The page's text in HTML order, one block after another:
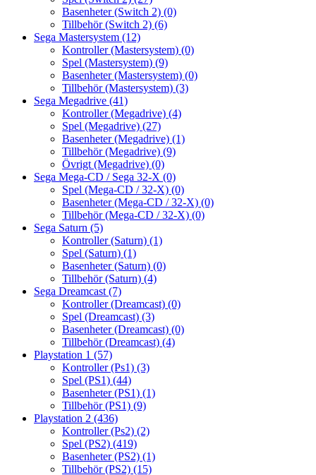
Basenheter (Switch 2) (0)
Tillbehör (Switch 2) (6)
Sega Mastersystem (12)
Kontroller (Mastersystem) (0)
Spel (Mastersystem) (9)
Basenheter (Mastersystem) (0)
Tillbehör (Mastersystem) (3)
Sega Megadrive (41)
Kontroller (Megadrive) (4)
Spel (Megadrive) (27)
Basenheter (Megadrive) (1)
Tillbehör (Megadrive) (9)
Övrigt (Megadrive) (0)
Sega Mega-CD / Sega 32-X (0)
Spel (Mega-CD / 32-X) (0)
Basenheter (Mega-CD / 32-X) (0)
Tillbehör (Mega-CD / 32-X) (0)
Sega Saturn (5)
Kontroller (Saturn) (1)
Spel (Saturn) (1)
Basenheter (Saturn) (0)
Tillbehör (Saturn) (4)
Sega Dreamcast (7)
Kontroller (Dreamcast) (0)
Spel (Dreamcast) (3)
Basenheter (Dreamcast) (0)
Tillbehör (Dreamcast) (4)
Playstation 1 (57)
Kontroller (Ps1) (3)
Spel (PS1) (44)
Basenheter (PS1) (1)
Tillbehör (PS1) (9)
Playstation 2 (436)
Kontroller (Ps2) (2)
Spel (PS2) (419)
Basenheter (PS2) (1)
Tillbehör (PS2) (15)